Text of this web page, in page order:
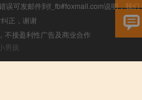
误可发邮件到f_fb#foxmail.com说明，我们
正，谢谢
不接盈利性广告及商业合作
男孩